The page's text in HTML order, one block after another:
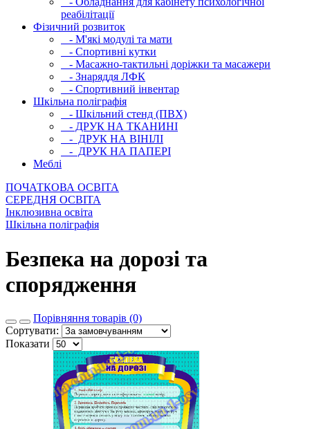
реабілітації
Фізичний розвиток
- М'які модулi та мати
- Спортивні кутки
- Масажно-тактильні доріжки та масажери
- Знаряддя ЛФК
- Спортивний інвентар
Шкільна поліграфія
- Шкільний стенд (ПВХ)
- ДРУК НА ТКАНИНІ
- ДРУК НА ВІНІЛІ
- ДРУК НА ПАПЕРІ
Меблі
ПОЧАТКОВА ОСВIТА
СЕРЕДНЯ ОСВIТА
Інклюзивна освіта
Шкільна поліграфія
Безпека на дорозі та
спорядження
Порівняння товарів (0)
Сортувати:
Показати